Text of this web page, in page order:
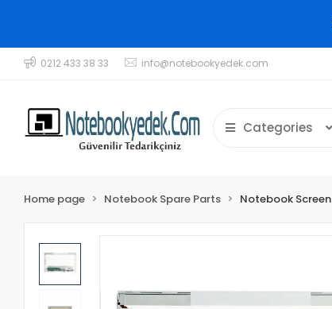
0212 433 38 33 info@notebookyedek.com
Categories
Home page Notebook Spare Parts Notebook Screen